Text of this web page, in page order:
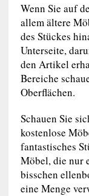
Wenn Sie auf
allem ältere
des Stückes
Unterseite,
den Artikel
Bereiche
Oberflächen.
Schauen Sie
kostenlose
fantastisches
Möbel, die nur
bisschen
eine Menge